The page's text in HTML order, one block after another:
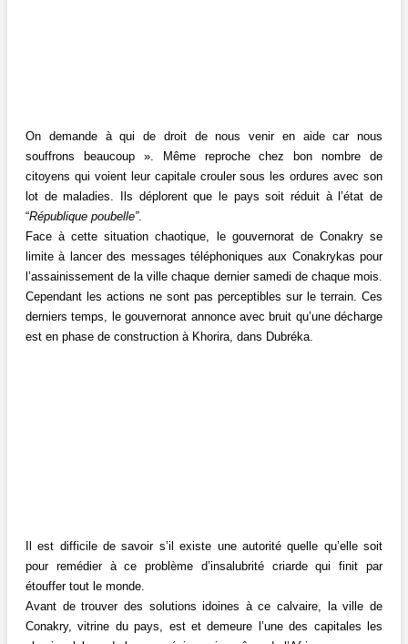
On demande à qui de droit de nous venir en aide car nous
souffrons beaucoup ». Même reproche chez bon nombre de
citoyens qui voient leur capitale crouler sous les ordures avec son
lot de maladies. Ils déplorent que le pays soit réduit à l’état de
“République poubelle”.
Face à cette situation chaotique, le gouvernorat de Conakry se
limite à lancer des messages téléphoniques aux Conakrykas pour
l’assainissement de la ville chaque dernier samedi de chaque mois.
Cependant les actions ne sont pas perceptibles sur le terrain. Ces
derniers temps, le gouvernorat annonce avec bruit qu’une décharge
est en phase de construction à Khorira, dans Dubréka.
Il est difficile de savoir s’il existe une autorité quelle qu’elle soit
pour remédier à ce problème d’insalubrité criarde qui finit par
étouffer tout le monde.
Avant de trouver des solutions idoines à ce calvaire, la ville de
Conakry, vitrine du pays, est et demeure l’une des capitales les